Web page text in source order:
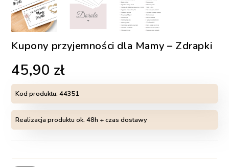
Kupony przyjemności dla Mamy – Zdrapki
45,90 zł
Kod produktu:44351
Realizacja produktu ok. 48h + czas dostawy